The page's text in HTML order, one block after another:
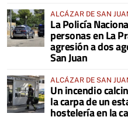
ALCÁZAR DE SAN
La Policía
personas en La
agresión a dos
San Juan
ALCÁZAR DE SAN
Un incendio
la carpa de un
hostelería en la